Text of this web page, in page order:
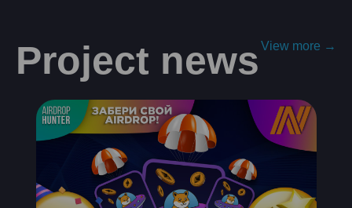
Project news View more →